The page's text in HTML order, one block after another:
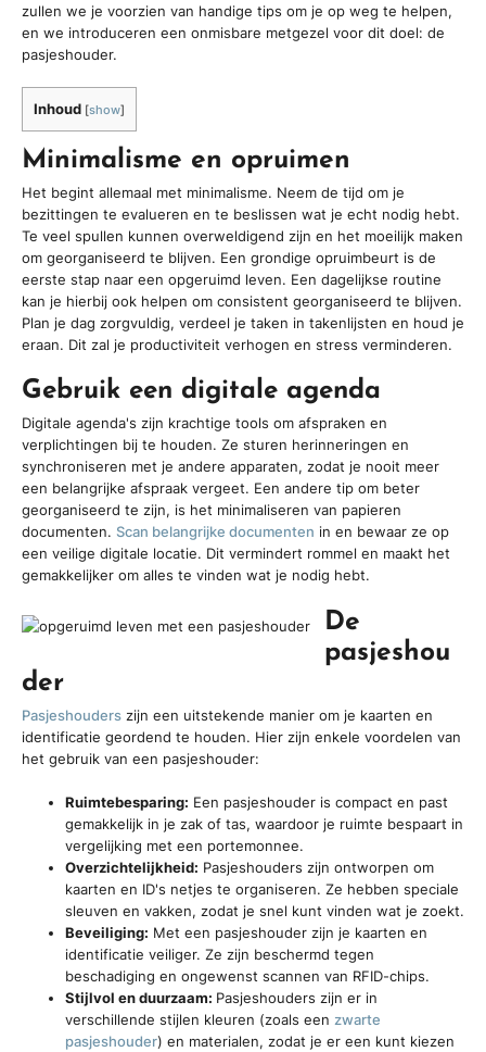
zullen we je voorzien van handige tips om je op weg te helpen,
en we introduceren een onmisbare metgezel voor dit doel: de
pasjeshouder.
Inhoud [show]
Minimalisme en opruimen
Het begint allemaal met minimalisme. Neem de tijd om je
bezittingen te evalueren en te beslissen wat je echt nodig hebt.
Te veel spullen kunnen overweldigend zijn en het moeilijk maken
om georganiseerd te blijven. Een grondige opruimbeurt is de
eerste stap naar een opgeruimd leven. Een dagelijkse routine
kan je hierbij ook helpen om consistent georganiseerd te blijven.
Plan je dag zorgvuldig, verdeel je taken in takenlijsten en houd je
eraan. Dit zal je productiviteit verhogen en stress verminderen.
Gebruik een digitale agenda
Digitale agenda's zijn krachtige tools om afspraken en
verplichtingen bij te houden. Ze sturen herinneringen en
synchroniseren met je andere apparaten, zodat je nooit meer
een belangrijke afspraak vergeet. Een andere tip om beter
georganiseerd te zijn, is het minimaliseren van papieren
documenten. Scan belangrijke documenten in en bewaar ze op
een veilige digitale locatie. Dit vermindert rommel en maakt het
gemakkelijker om alles te vinden wat je nodig hebt.
De
pasjeshou
der
Pasjeshouders zijn een uitstekende manier om je kaarten en
identificatie geordend te houden. Hier zijn enkele voordelen van
het gebruik van een pasjeshouder:
Ruimtebesparing: Een pasjeshouder is compact en past
gemakkelijk in je zak of tas, waardoor je ruimte bespaart in
vergelijking met een portemonnee.
Overzichtelijkheid: Pasjeshouders zijn ontworpen om
kaarten en ID's netjes te organiseren. Ze hebben speciale
sleuven en vakken, zodat je snel kunt vinden wat je zoekt.
Beveiliging: Met een pasjeshouder zijn je kaarten en
identificatie veiliger. Ze zijn beschermd tegen
beschadiging en ongewenst scannen van RFID-chips.
Stijlvol en duurzaam: Pasjeshouders zijn er in
verschillende stijlen kleuren (zoals een zwarte
pasjeshouder) en materialen, zodat je er een kunt kiezen